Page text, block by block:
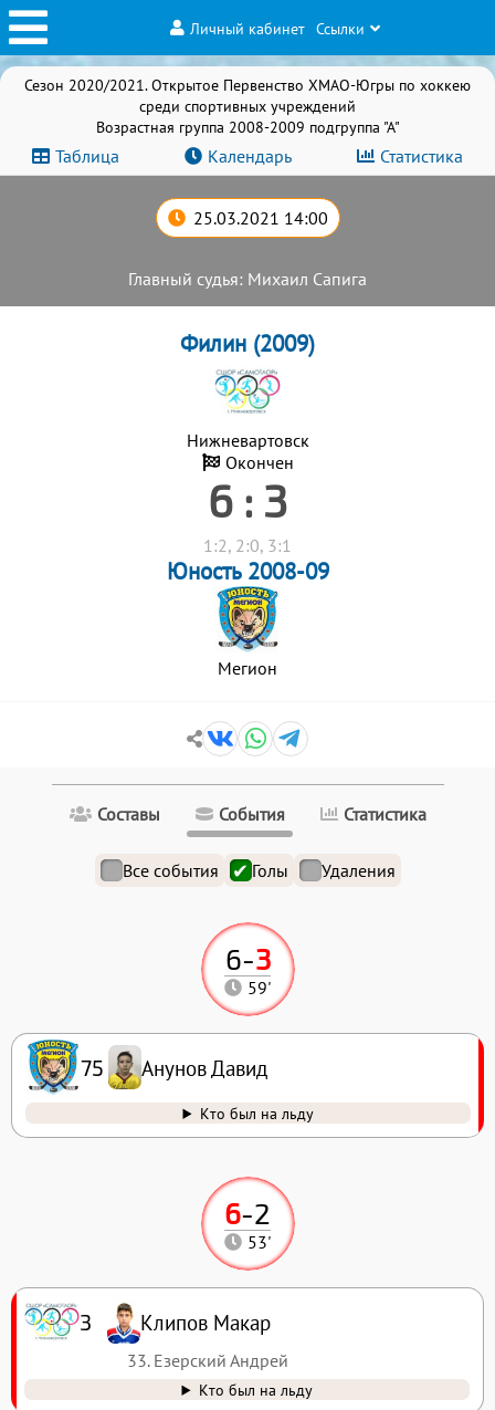
Личный кабинет Ссылки
Сезон 2020/2021. Открытое Первенство ХМАО-Югры по хоккею
среди спортивных учреждений
Возрастная группа 2008-2009 подгруппа "А"
Таблица Календарь Статистика
25.03.2021 14:00
Главный судья: Михаил Сапига
Филин (2009)
Нижневартовск
Окончен
6 : 3
1:2, 2:0, 3:1
Юность 2008-09
Мегион
Составы События Статистика
Все события Голы Удаления
6-2
53'
3 Клипов Макар
33. Езерский Андрей
Кто был на льду
6-3
59'
75 Анунов Давид
Кто был на льду